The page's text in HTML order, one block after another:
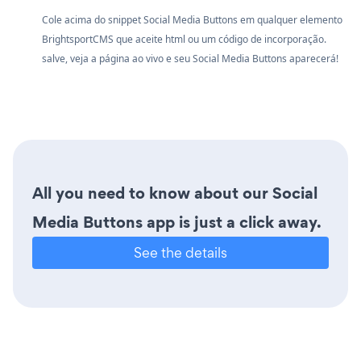
Cole acima do snippet Social Media Buttons em qualquer elemento
BrightsportCMS que aceite html ou um código de incorporação.
salve, veja a página ao vivo e seu Social Media Buttons aparecerá!
All you need to know about our Social
Media Buttons app is just a click away.
See the details